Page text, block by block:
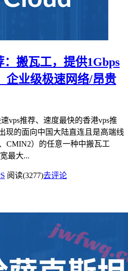
搬瓦工，提供1Gbps
企业级极速网络/昂贵
vps推荐、速度最快的香港vps推
现的面向中国大陆直连且是高端线
CMIN2）的任意一种中搬瓦工
最大...
阅读(3277)去评论